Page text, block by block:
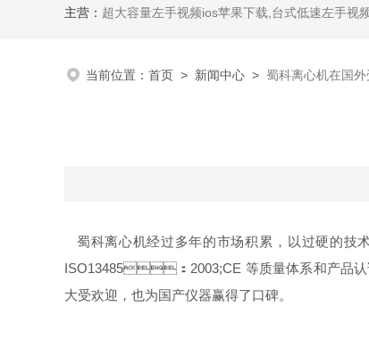
主营： 超大容量左手视频ios苹果下载,台式低速左手视
当前位置： 首页 > 新闻中心 > 蜀科离心机在国外
蜀科离心机经过多年的市场积累，以过硬的
ISO13485：2003;CE 等质量体系和产品认证
大受欢迎，也为国产仪器赢得了口碑。